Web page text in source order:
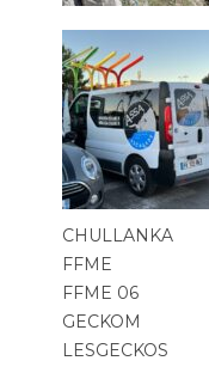
CHULLANKA
FFME
FFME 06
GECKOM
LESGECKOS